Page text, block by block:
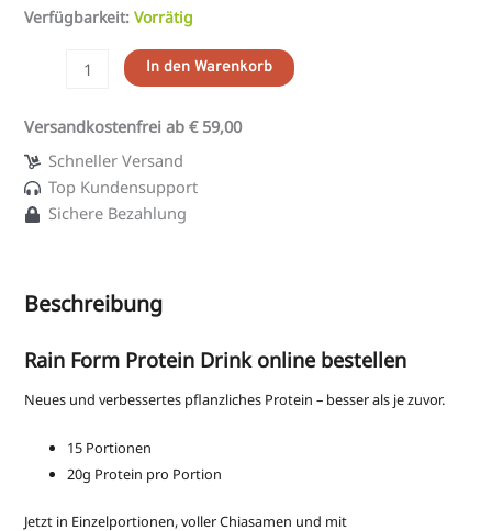
Verfügbarkeit: Vorrätig
In den Warenkorb
Versandkostenfrei ab € 59,00
Schneller Versand
Top Kundensupport
Sichere Bezahlung
Beschreibung
Rain Form Protein Drink online bestellen
Neues und verbessertes pflanzliches Protein – besser als je zuvor.
15 Portionen
20g Protein pro Portion
Jetzt in Einzelportionen, voller Chiasamen und mit